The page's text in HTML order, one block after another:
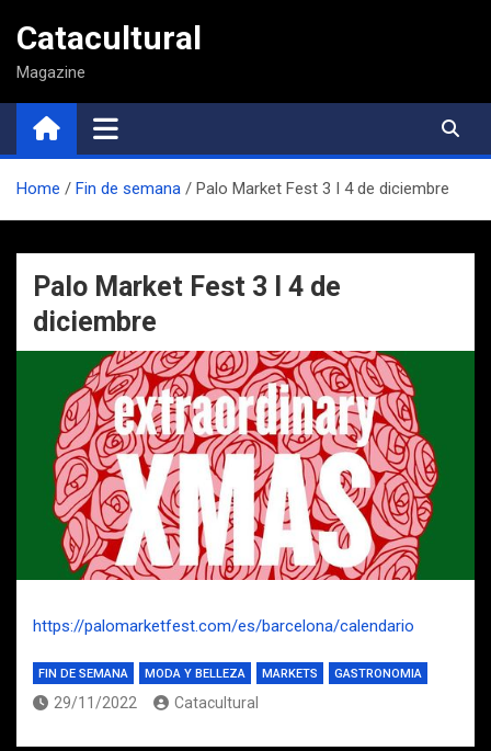
contenido
Catacultural
Magazine
Home Fin de semana Palo Market Fest 3 I 4 de diciembre
Palo Market Fest 3 I 4 de
diciembre
https://palomarketfest.com/es/barcelona/calendario
FIN DE SEMANA MODA Y BELLEZA MARKETS GASTRONOMIA
29/11/2022 Catacultural